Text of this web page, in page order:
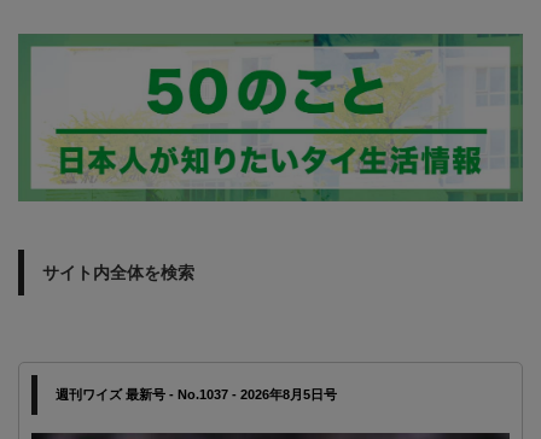
サイト内全体を検索
週刊ワイズ 最新号 - No.1037 - 2026年8月5日号